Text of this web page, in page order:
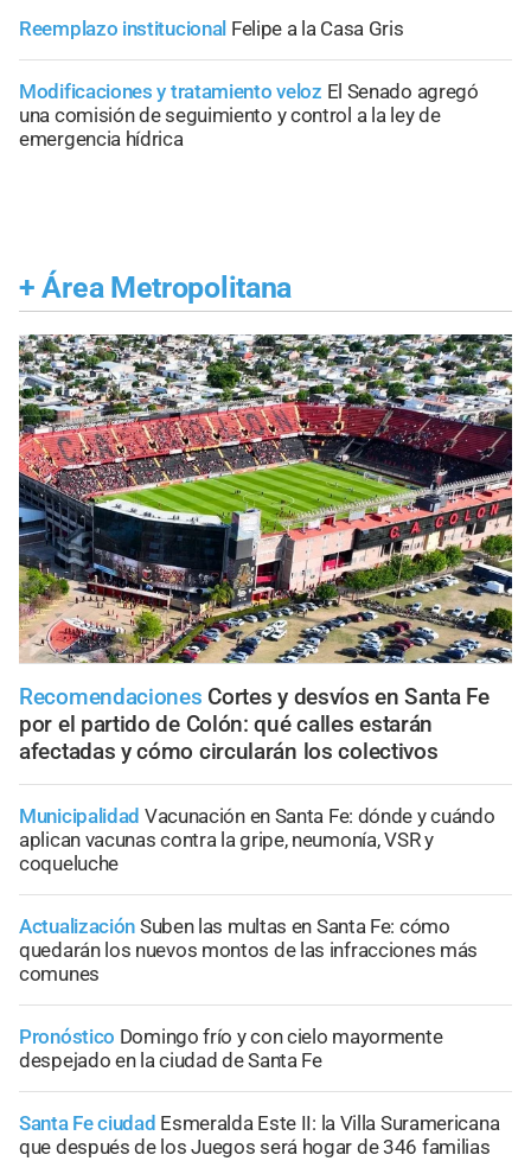
Reemplazo institucional Felipe a la Casa Gris
Modificaciones y tratamiento veloz El Senado agregó
una comisión de seguimiento y control a la ley de
emergencia hídrica
+ Área Metropolitana
Recomendaciones Cortes y desvíos en Santa Fe
por el partido de Colón: qué calles estarán
afectadas y cómo circularán los colectivos
Municipalidad Vacunación en Santa Fe: dónde y cuándo
aplican vacunas contra la gripe, neumonía, VSR y
coqueluche
Actualización Suben las multas en Santa Fe: cómo
quedarán los nuevos montos de las infracciones más
comunes
Pronóstico Domingo frío y con cielo mayormente
despejado en la ciudad de Santa Fe
Santa Fe ciudad Esmeralda Este II: la Villa Suramericana
que después de los Juegos será hogar de 346 familias